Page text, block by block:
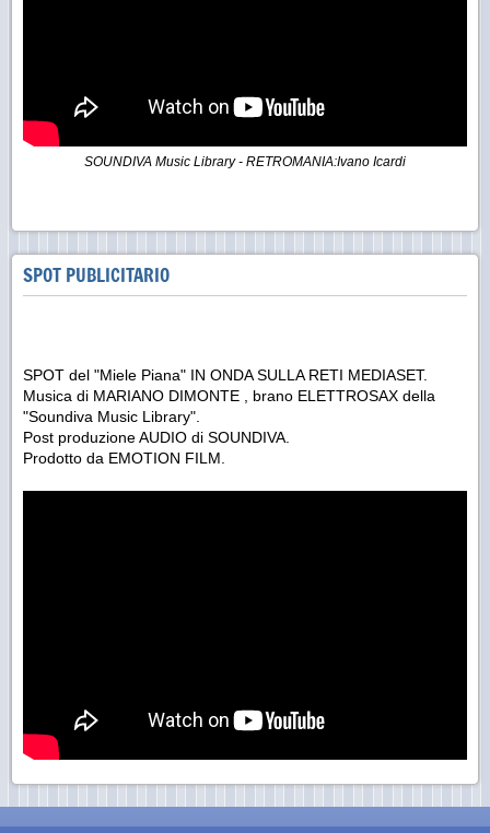
SOUNDIVA Music Library - RETROMANIA:Ivano Icardi
SPOT PUBLICITARIO
SPOT del "Miele Piana" IN ONDA SULLA RETI MEDIASET.
Musica di MARIANO DIMONTE , brano ELETTROSAX della
"Soundiva Music Library".
Post produzione AUDIO di SOUNDIVA.
Prodotto da EMOTION FILM.